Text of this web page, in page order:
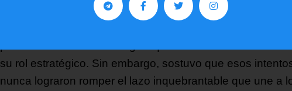
Armadas en las últimas décadas. Señaló que
su rol estratégico. Sin embargo, sostuvo que esos
nunca lograron romper el lazo inquebrantable que une a